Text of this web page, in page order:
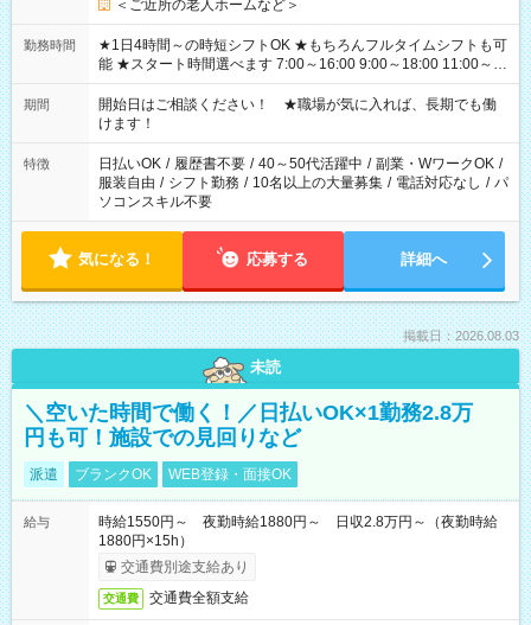
＜ご近所の老人ホームなど＞
勤務時間
★1日4時間～の時短シフトOK ★もちろんフルタイムシフトも可
能 ★スタート時間選べます 7:00～16:00 9:00～18:00 11:00～
20:00 など 残業なし！ ※Wワークの場合、他のお仕事と合わせ
週40時間超の就業はご案内できません ※法令に基づき、週20時
間以上勤務は社会保険への加入対象となります ※労働者派遣法
（日雇い派遣の原則禁止）により、短時間・短期間の就業はご
案内が難しい場合があります
期間
開始日はご相談ください！ ★職場が気に入れば、長期でも働
けます！
特徴 日払いOK / 履歴書不要 / 40～50代活躍中 / 副業・WワークOK /
服装自由 / シフト勤務 / 10名以上の大量募集 / 電話対応なし / パ
ソコンスキル不要
気になる！ 応募する 詳細へ
掲載日：2026.08.03
未読
＼空いた時間で働く！／日払いOK×1勤務2.8万
円も可！施設での見回りなど
派遣 ブランクOK WEB登録・面接OK
給与
時給1550円～ 夜勤時給1880円～ 日収2.8万円～（夜勤時給
1880円×15h）
交通費別途支給あり
交通費 交通費全額支給